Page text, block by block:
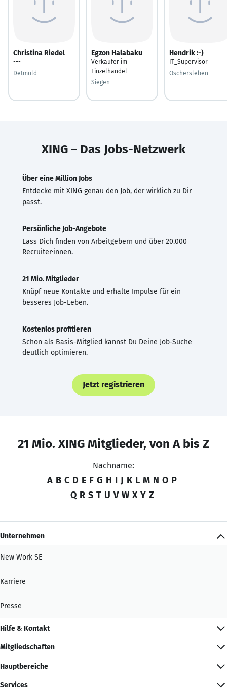
Christina Riedel
---
Detmold
Egzon Halabaku
Verkäufer im
Einzelhandel
Siegen
Hendrik :-)
IT_Supervisor
Oschersleben
XING – Das Jobs-Netzwerk
Über eine Million Jobs
Entdecke mit XING genau den Job, der wirklich zu Dir
passt.
Persönliche Job-Angebote
Lass Dich finden von Arbeitgebern und über 20.000
Recruiter·innen.
21 Mio. Mitglieder
Knüpf neue Kontakte und erhalte Impulse für ein
besseres Job-Leben.
Kostenlos profitieren
Schon als Basis-Mitglied kannst Du Deine Job-Suche
deutlich optimieren.
Jetzt registrieren
21 Mio. XING Mitglieder, von A bis Z
Nachname:
A B C D E F G H I J K L M N O P
Q R S T U V W X Y Z
Unternehmen
New Work SE
Karriere
Presse
Hilfe & Kontakt
Mitgliedschaften
Hauptbereiche
Services